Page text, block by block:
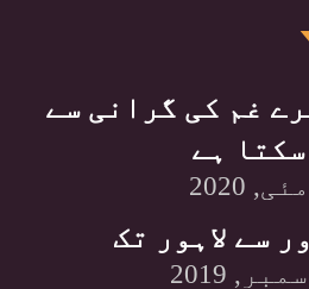
غم کی گرانی سے
سکتا ہے
سے لاہور تک